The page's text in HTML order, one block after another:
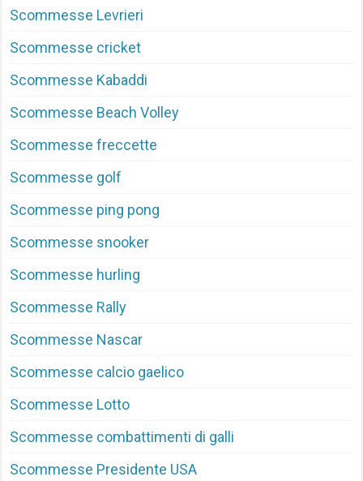
Scommesse Levrieri
Scommesse cricket
Scommesse Kabaddi
Scommesse Beach Volley
Scommesse freccette
Scommesse golf
Scommesse ping pong
Scommesse snooker
Scommesse hurling
Scommesse Rally
Scommesse Nascar
Scommesse calcio gaelico
Scommesse Lotto
Scommesse combattimenti di galli
Scommesse Presidente USA